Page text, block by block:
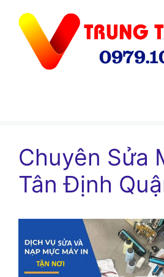
Chuyên Sửa
Tân Định